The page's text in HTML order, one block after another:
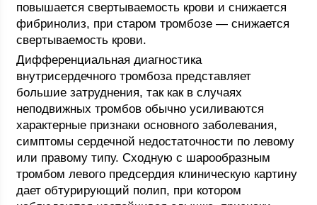
повышается свертываемость крови и снижается
фибринолиз, при старом тромбозе — снижается
свертываемость крови.
Дифференциальная диагностика
внутрисердечного тромбоза представляет
большие затруднения, так как в случаях
неподвижных тромбов обычно усиливаются
характерные признаки основного заболевания,
симптомы сердечной недостаточности по левому
или правому типу. Сходную с шарообразным
тромбом левого предсердия клиническую картину
дает обтурирующий полип, при котором